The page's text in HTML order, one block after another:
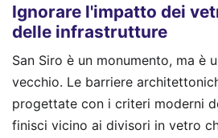
Ignorare l'impatto dei
delle infrastrutture
San Siro è un monumento, ma è
vecchio. Le barriere
progettate con i criteri moderni
finisci vicino ai divisori in vetro